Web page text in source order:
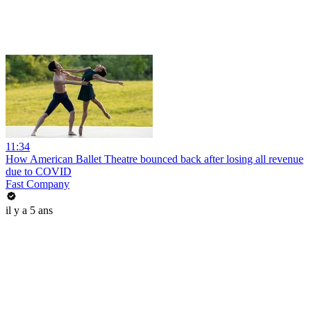
11:34
How American Ballet Theatre bounced back after losing all revenue
due to COVID
Fast Company
il y a 5 ans